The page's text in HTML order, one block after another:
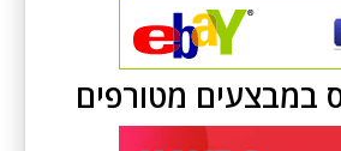
במבצעים מטורפים